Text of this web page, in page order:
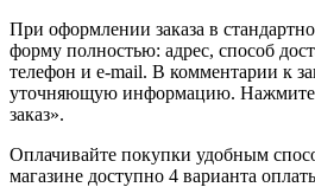
При оформлении заказа в
форму полностью: адрес, способ
телефон и e-mail. В комментарии к
уточняющую информацию.
заказ».
Оплачивайте покупки удобным
магазине доступно 4 варианта